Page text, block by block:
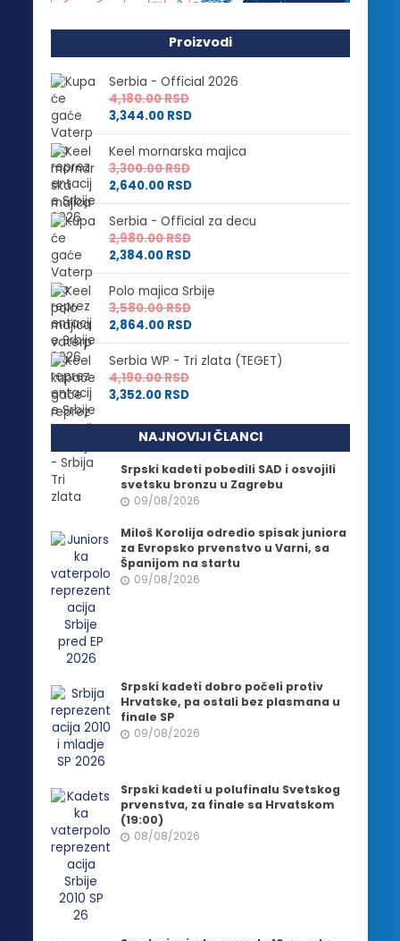
Proizvodi
Serbia - Official 2026
4,180.00RSD
3,344.00 RSD
Keel mornarska majica
3,300.00RSD
2,640.00 RSD
Serbia - Official za decu
2,980.00RSD
2,384.00 RSD
Polo majica Srbije
3,580.00RSD
2,864.00 RSD
Serbia WP - Tri zlata (TEGET)
4,190.00RSD
3,352.00 RSD
NAJNOVIJI ČLANCI
Srpski kadeti pobedili SAD i osvojili
svetsku bronzu u Zagrebu
09/08/2026
Miloš Korolija odredio spisak juniora
za Evropsko prvenstvo u Varni, sa
Španijom na startu
09/08/2026
Srpski kadeti dobro počeli protiv
Hrvatske, pa ostali bez plasmana u
finale SP
09/08/2026
Srpski kadeti u polufinalu Svetskog
prvenstva, za finale sa Hrvatskom
(19:00)
08/08/2026